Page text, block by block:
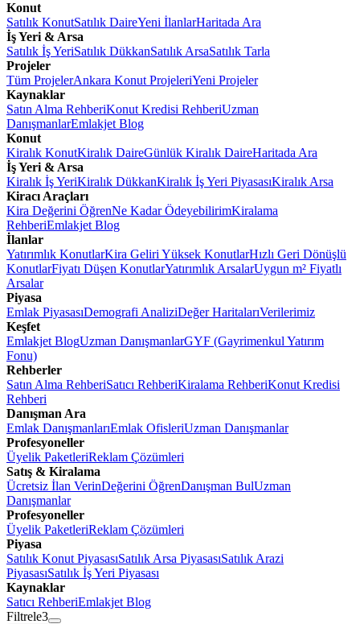
Konut
Satılık KonutSatılık DaireYeni İlanlarHaritada Ara
İş Yeri & Arsa
Satılık İş YeriSatılık DükkanSatılık ArsaSatılık Tarla
Projeler
Tüm ProjelerAnkara Konut ProjeleriYeni Projeler
Kaynaklar
Satın Alma RehberiKonut Kredisi RehberiUzman
DanışmanlarEmlakjet Blog
Konut
Kiralık KonutKiralık DaireGünlük Kiralık DaireHaritada Ara
İş Yeri & Arsa
Kiralık İş YeriKiralık DükkanKiralık İş Yeri PiyasasıKiralık Arsa
Kiracı Araçları
Kira Değerini ÖğrenNe Kadar ÖdeyebilirimKiralama
RehberiEmlakjet Blog
İlanlar
Yatırımlık KonutlarKira Geliri Yüksek KonutlarHızlı Geri Dönüşlü
KonutlarFiyatı Düşen KonutlarYatırımlık ArsalarUygun m² Fiyatlı
Arsalar
Piyasa
Emlak PiyasasıDemografi AnaliziDeğer HaritalarıVerilerimiz
Keşfet
Emlakjet BlogUzman DanışmanlarGYF (Gayrimenkul Yatırım
Fonu)
Rehberler
Satın Alma RehberiSatıcı RehberiKiralama RehberiKonut Kredisi
Rehberi
Danışman Ara
Emlak DanışmanlarıEmlak OfisleriUzman Danışmanlar
Profesyoneller
Üyelik PaketleriReklam Çözümleri
Satış & Kiralama
Ücretsiz İlan VerinDeğerini ÖğrenDanışman BulUzman
Danışmanlar
Profesyoneller
Üyelik PaketleriReklam Çözümleri
Piyasa
Satılık Konut PiyasasıSatılık Arsa PiyasasıSatılık Arazi
PiyasasıSatılık İş Yeri Piyasası
Kaynaklar
Satıcı RehberiEmlakjet Blog
Filtrele3